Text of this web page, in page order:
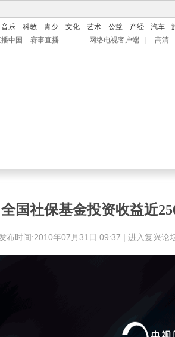
音乐 科教 青少 文化 艺术 公益 产经 汽车
中国
赛事直播 网络电视客户端 高清
全国社保基金投资收益近
布时间:2010年07月31日 09:37 | 进入复兴论